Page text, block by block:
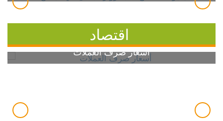
اقتصاد
أسعار صرف العملات